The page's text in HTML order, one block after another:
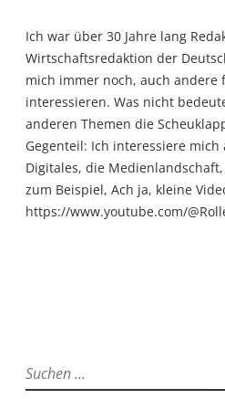
Ich war über 30 Jahre lang
Wirtschaftsredaktion der
mich immer noch, auch andere
interessieren. Was nicht
anderen Themen die
Gegenteil: Ich interessiere
Digitales, die
zum Beispiel, Ach ja, kleine
https://www.youtube.com/
Suchen
nach: